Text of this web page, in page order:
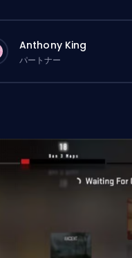
Anthony King
パートナー